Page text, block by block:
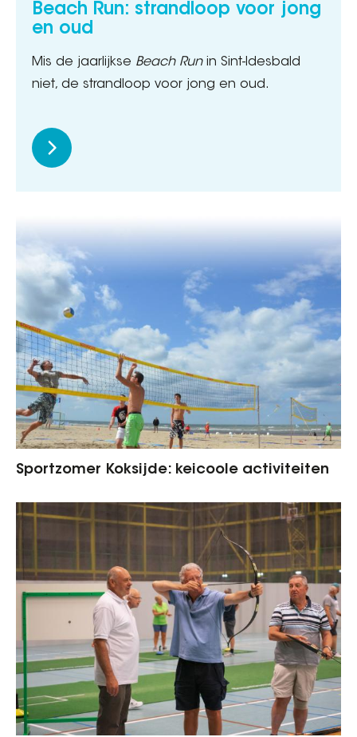
Beach Run: strandloop voor jong
en oud
Mis de jaarlijkse Beach Runin Sint-Idesbald
niet, de strandloop voor jong en oud.
Sportzomer Koksijde: keicoole activiteiten